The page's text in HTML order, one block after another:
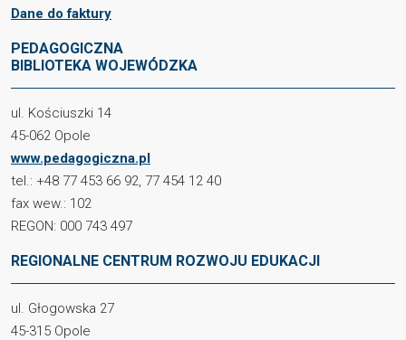
Dane do faktury
PEDAGOGICZNA
BIBLIOTEKA WOJEWÓDZKA
ul. Kościuszki 14
45-062 Opole
www.pedagogiczna.pl
tel.: +48 77 453 66 92, 77 454 12 40
fax wew.: 102
REGON: 000 743 497
REGIONALNE CENTRUM ROZWOJU EDUKACJI
ul. Głogowska 27
45-315 Opole